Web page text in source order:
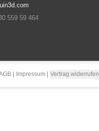
559 59 464
Impressum Vertrag widerrufen